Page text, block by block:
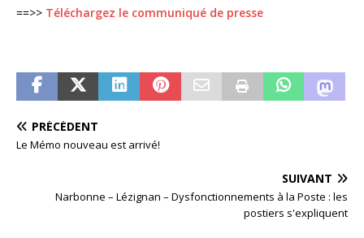
==>> Téléchargez le communiqué de presse
PRÉCÉDENT
Le Mémo nouveau est arrivé!
SUIVANT
Narbonne – Lézignan – Dysfonctionnements à la Poste : les
postiers s'expliquent